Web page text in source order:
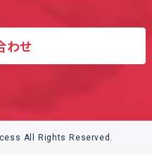
わせ
All Rights Reserved.